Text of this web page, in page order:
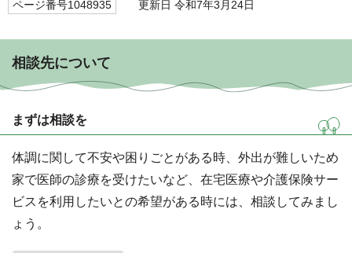
ページ番号1048935 更新日 令和7年3月24日
相談先について
まずは相談を
体調に関して不安や困りごとがある時、外出が難しいため
家で医師の診療を受けたいなど、在宅医療や介護保険サー
ビスを利用したいとの希望がある時には、相談してみまし
ょう。